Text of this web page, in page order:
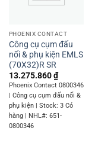
PHOENIX CONTACT
Công cụ cụm đấu
nối & phụ kiện EMLS
(70X32)R SR
13.275.860₫
Phoenix Contact 0800346
| Công cụ cụm đấu nối &
phụ kiện | Stock: 3 Có
hàng | NHL#: 651-
0800346